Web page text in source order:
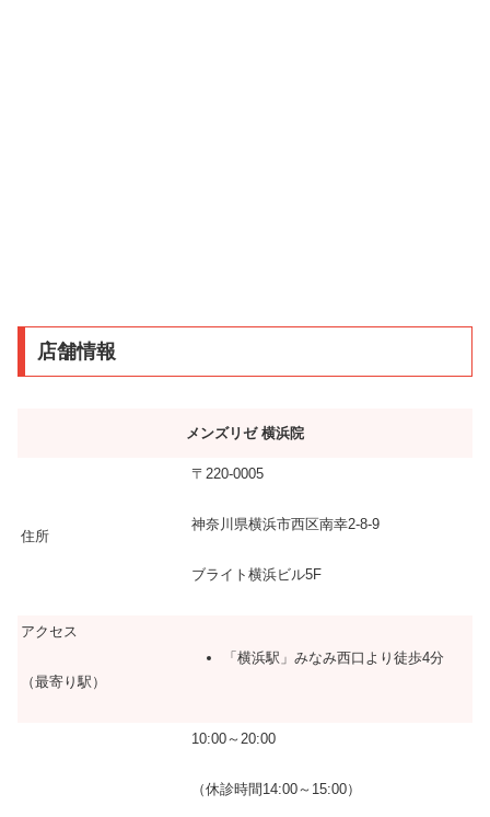
店舗情報
メンズリゼ 横浜院
住所
〒220-0005
神奈川県横浜市西区南幸2-8-9
ブライト横浜ビル5F
アクセス
（最寄り駅）
「横浜駅」みなみ西口より徒歩4分
10:00～20:00
（休診時間14:00～15:00）